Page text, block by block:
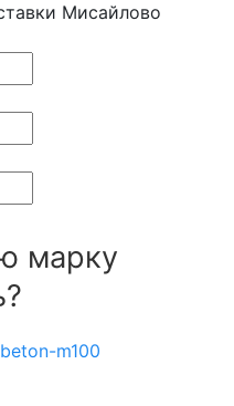
Мисайлово
марку
beton-m100